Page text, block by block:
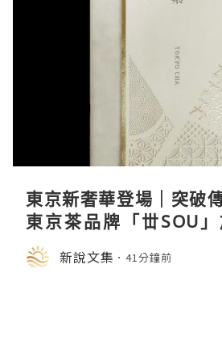
東京新奢華登場｜突破
東京茶品牌「丗SOU
展首度亮相
新說文集 41分鐘前